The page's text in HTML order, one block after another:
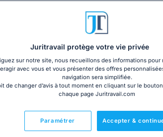
Comment gérer les jours fériés en
Quels sont les jours fériés en
France, le Code du travail fixe la liste des
Juritravail protège votre vie privée
sur notre site, nous recueillons des informations pour
avec vous et vous présenter des offres
navigation sera simplifiée.
de changer d’avis à tout moment en cliquant sur le
chaque page Juritravail.com
Accepter &
Paramétrer